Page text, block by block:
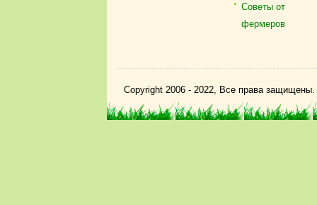
Советы от
фермеров
Copyright 2006 - 2022, Все права защищены.